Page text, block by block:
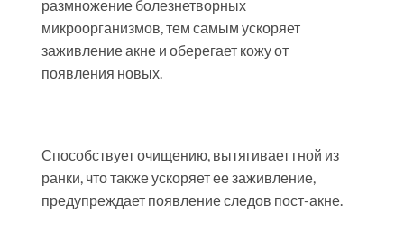
размножение болезнетворных
микроорганизмов, тем самым ускоряет
заживление акне и оберегает кожу от
появления новых.
Способствует очищению, вытягивает гной из
ранки, что также ускоряет ее заживление,
предупреждает появление следов пост-акне.